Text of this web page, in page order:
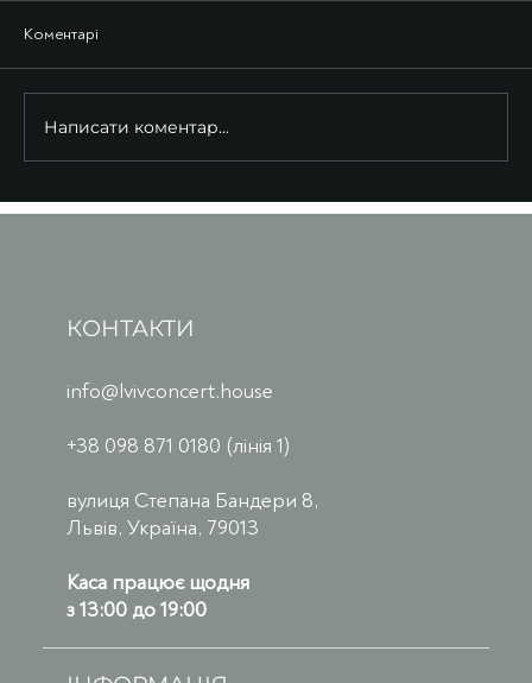
Коментарі
Написати коментар...
КОНТАКТИ
info@lvivconcert.house
+38 098 871 0180 (лінія 1)
вулиця Степана Бандери 8,
Львів, Україна, 79013
Каса працює щодня
з 13:00 до 19:00